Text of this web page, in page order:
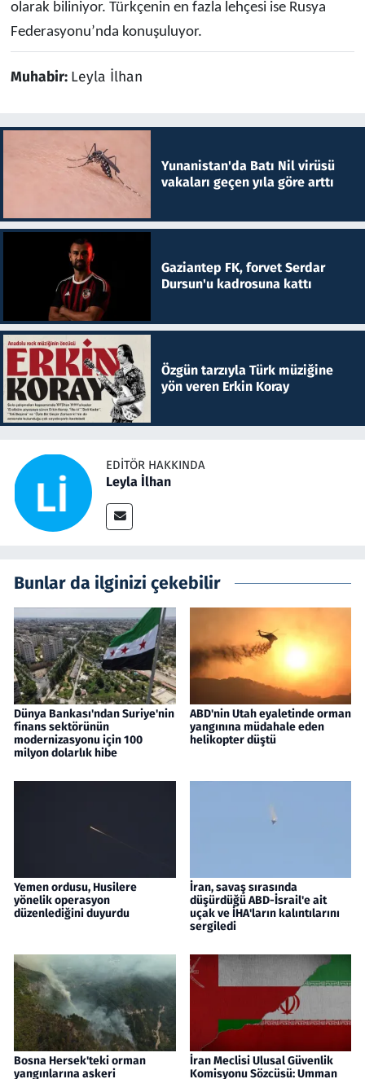
olarak biliniyor. Türkçenin en fazla lehçesi ise Rusya
Federasyonu’nda konuşuluyor.
Muhabir: Leyla İlhan
Yunanistan'da Batı Nil virüsü
vakaları geçen yıla göre arttı
Gaziantep FK, forvet Serdar
Dursun'u kadrosuna kattı
Özgün tarzıyla Türk müziğine
yön veren Erkin Koray
EDITÖR HAKKINDA
Leyla İlhan
Bunlar da ilginizi çekebilir
Dünya Bankası'ndan Suriye'nin
finans sektörünün
modernizasyonu için 100
milyon dolarlık hibe
ABD'nin Utah eyaletinde orman
yangınına müdahale eden
helikopter düştü
Yemen ordusu, Husilere
yönelik operasyon
düzenlediğini duyurdu
İran, savaş sırasında
düşürdüğü ABD-İsrail'e ait
uçak ve İHA'ların kalıntılarını
sergiledi
Bosna Hersek'teki orman
yangınlarına askeri
İran Meclisi Ulusal Güvenlik
Komisyonu Sözcüsü: Umman